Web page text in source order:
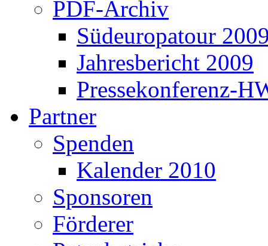
PDF-Archiv
Südeuropatour
Jahresbericht 2009
Pressekonferenz-
Partner
Spenden
Kalender 2010
Sponsoren
Förderer